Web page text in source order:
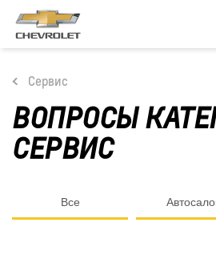
Сервис
ВОПРОСЫ
СЕРВИС
Все